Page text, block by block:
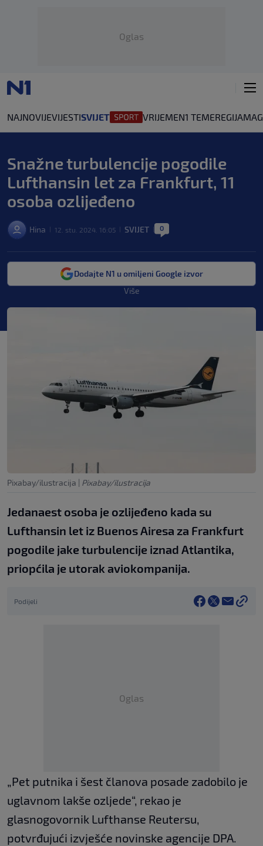
Oglas
NAJNOVIJEVIJESTISVIJET VRIJEMEN1 TEMEREGIJA
Snažne turbulencije pogodile
Lufthansin let za Frankfurt, 11
osoba ozlijeđeno
Hina 12. stu. 2024. 16:05 SVIJET 0
Dodajte N1 u omiljeni Google izvor
Više
Pixabay/ilustracija | Pixabay/ilustracija
Jedanaest osoba je ozlijeđeno kada su
Lufthansin let iz Buenos Airesa za Frankfurt
pogodile jake turbulencije iznad Atlantika,
priopćila je utorak aviokompanija.
Podijeli
Oglas
„Pet putnika i šest članova posade zadobilo je
uglavnom lakše ozljede“, rekao je
glasnogovornik Lufthanse Reutersu,
potvrđujući izvješće novinske agencije DPA.